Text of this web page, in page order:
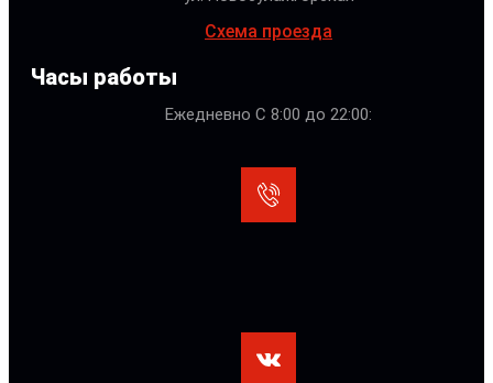
Схема проезда
Часы работы
Ежедневно С 8:00 до 22:00: